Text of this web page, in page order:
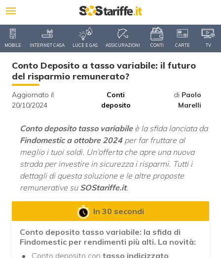
MOBILE INTERNET CASA LUCE E GAS ASSICURAZIONI CONTI CARTE TV
Conto Deposito a tasso variabile: il futuro
del risparmio remunerato?
Aggiornato il
20/10/2024
Conti
deposito
di Paolo
Marelli
Conto deposito tasso variabile è la sfida lanciata da
Findomestic a ottobre 2024per far fruttare al
meglio i tuoi soldi. Un’offerta che apre una nuova
strada per investire in sicurezza i risparmi. Tutti i
dettagli di questa soluzione e le altre proposte
remunerative suSOStariffe.it.
In 30 secondi
Conto deposito tasso variabile: la sfida di
Findomestic per rendimenti più alti. La novità:
Conto deposito con tasso indicizzato